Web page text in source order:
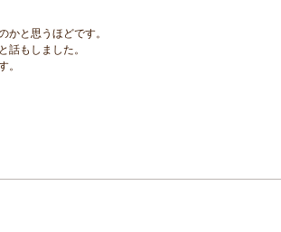
と思うほどです。
もしました。
。